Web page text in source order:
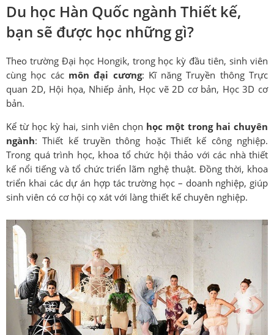
Du học Hàn Quốc ngành Thiết kế,
bạn sẽ được học những gì?
Theo trường Đại học Hongik, trong học kỳ đầu tiên, sinh viên
cùng học các môn đại cương: Kĩ năng Truyền thông Trực
quan 2D, Hội họa, Nhiếp ảnh, Học vẽ 2D cơ bản, Học 3D cơ
bản.
Kể từ học kỳ hai, sinh viên chọn học một trong hai chuyên
ngành: Thiết kế truyền thông hoặc Thiết kế công nghiệp.
Trong quá trình học, khoa tổ chức hội thảo với các nhà thiết
kế nổi tiếng và tổ chức triển lãm nghệ thuật. Đồng thời, khoa
triển khai các dự án hợp tác trường học – doanh nghiệp, giúp
sinh viên có cơ hội cọ xát với làng thiết kế chuyên nghiệp.